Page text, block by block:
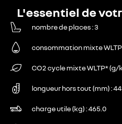
L'essentiel de
nombre de places 3
consommation mixte
CO2 cycle mixte WLTP* (g/
longueur hors tout (mm)
charge utile (kg) 465.0